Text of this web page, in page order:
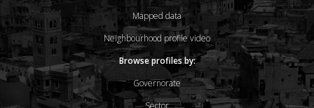
Mapped data
Neighbourhood profile video
Browse profiles by:
Governorate
Sector